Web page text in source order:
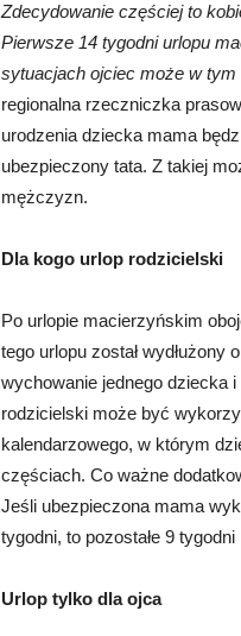
Zdecydowanie częściej to
Pierwsze 14 tygodni urlopu
sytuacjach ojciec może w
regionalna rzeczniczka
urodzenia dziecka mama
ubezpieczony tata. Z takiej
mężczyzn.
Dla kogo urlop rodzicielski
Po urlopie macierzyńskim
tego urlopu został
wychowanie jednego dziecka
rodzicielski może być
kalendarzowego, w którym
częściach. Co ważne
Jeśli ubezpieczona mama
tygodni, to pozostałe 9
Urlop tylko dla ojca